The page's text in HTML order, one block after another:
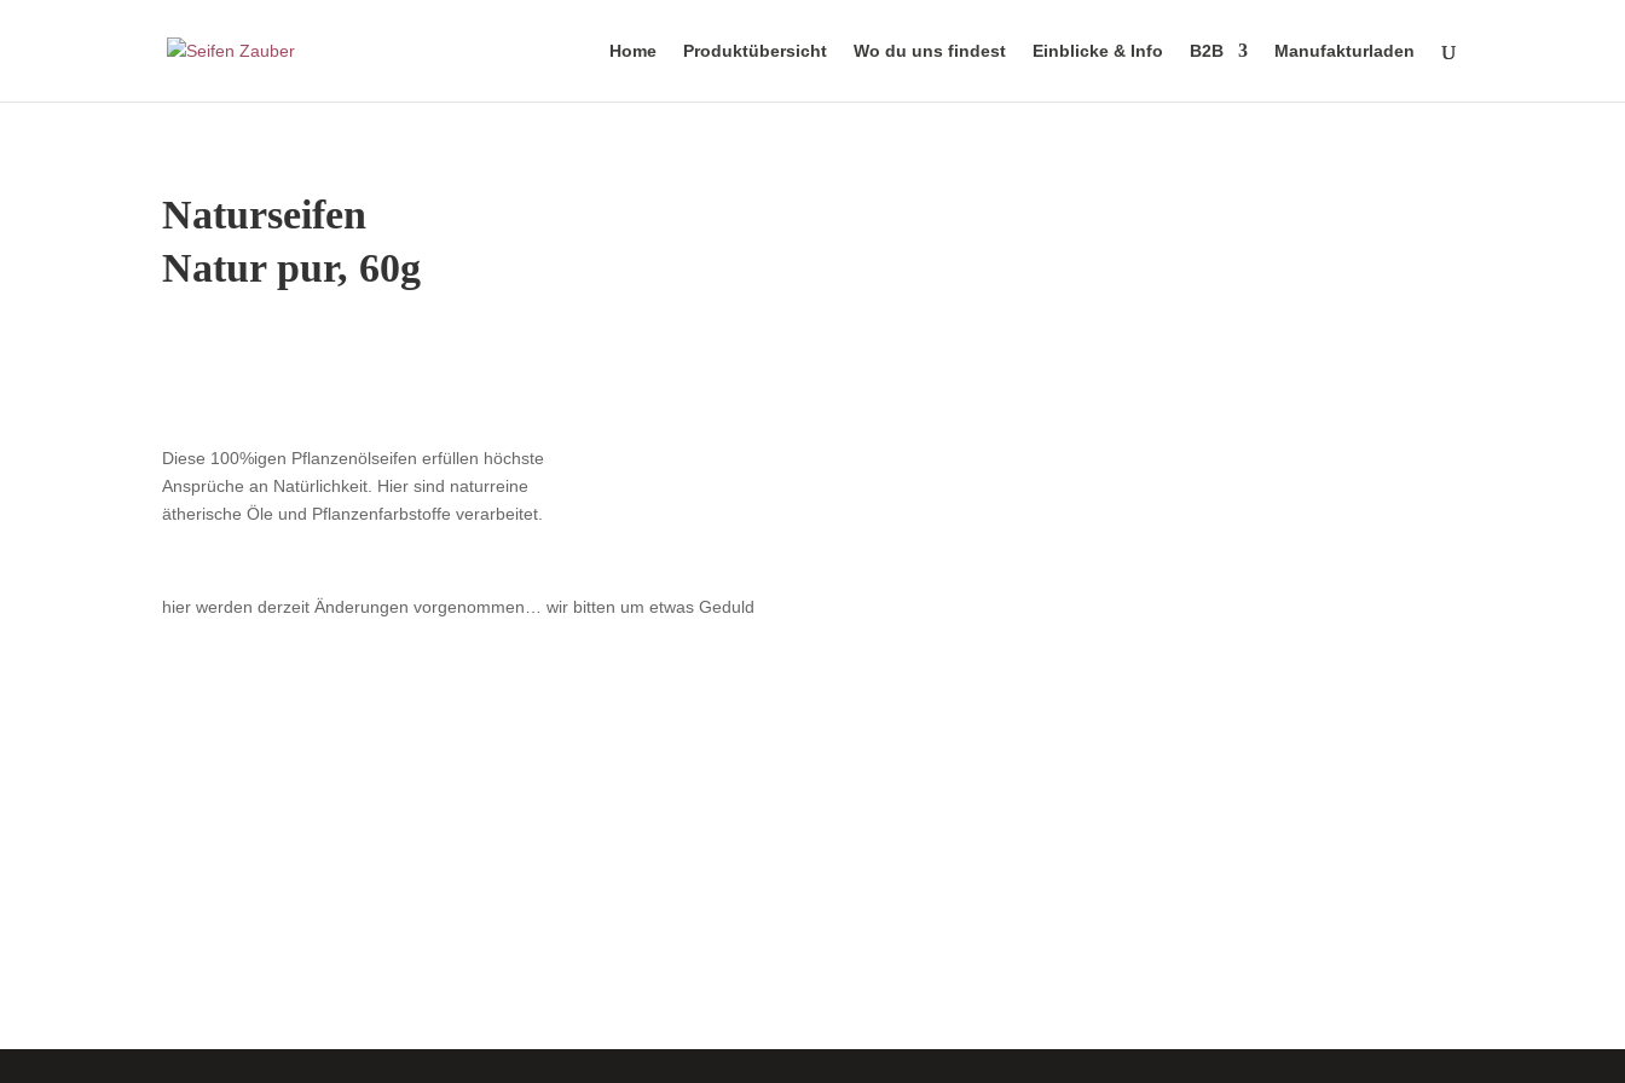
Home Produktübersicht Wo du uns findest Einblicke & Info B2B Manufakturladen
Naturseifen
Natur pur, 60g
Diese 100%igen Pflanzenölseifen erfüllen höchste
Ansprüche an Natürlichkeit. Hier sind naturreine
ätherische Öle und Pflanzenfarbstoffe verarbeitet.
hier werden derzeit Änderungen vorgenommen… wir bitten um etwas Geduld